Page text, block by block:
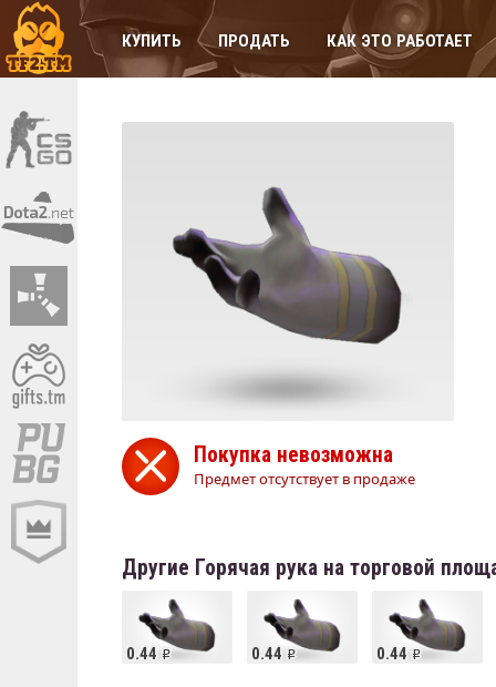
КУПИТЬ ПРОДАТЬ КАК ЭТО РАБОТАЕТ
Покупка невозможна
Предмет отсутствует в продаже
Другие Горячая рука на торговой
0.44 0.44 0.44